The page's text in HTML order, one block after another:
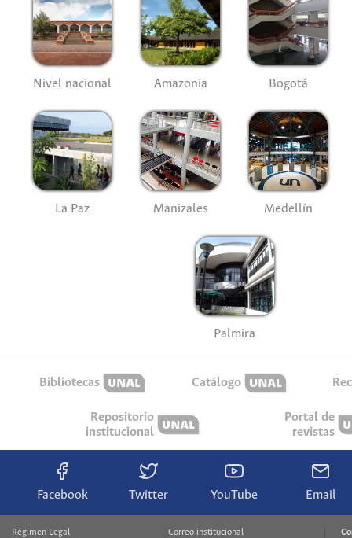
Nivel nacional Amazonía Bogotá
La Paz Manizales Medellín
Palmira
Bibliotecas Catálogo
Repositorio
institucional
Portal de
revistas
Facebook Twitter YouTube Email
Régimen Legal
Correo institucional